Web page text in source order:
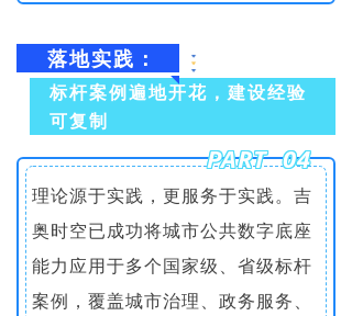
落地实践：
标杆案例遍地开花，建设经验
可复制
PART 04
理论源于实践，更服务于实践。吉
奥时空已成功将城市公共数字底座
能力应用于多个国家级、省级标杆
案例，覆盖城市治理、政务服务、